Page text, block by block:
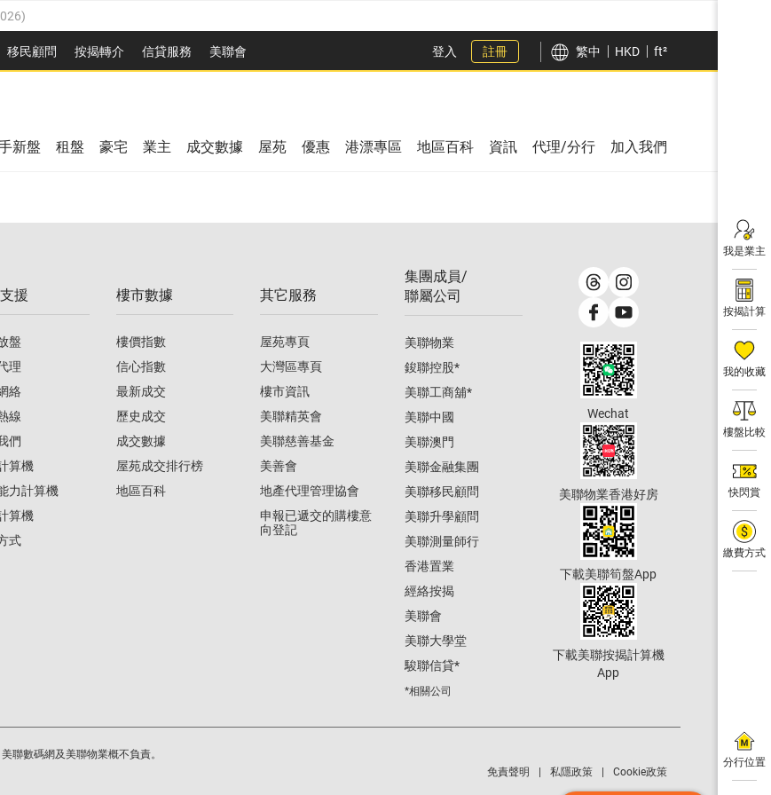
)
)
)
移民顧問 按揭轉介 信貸服務 美聯會
)
登入 註冊 繁中 HKD ft²
我是業主
按揭計算
我的收藏
樓盤比較
快閃賞
繳費方式
分行位置
新盤 租盤 豪宅 業主 成交數據 屋苑 優惠 港漂專區 地區百科 資訊 代理/分行 加入我們
援
盤
理
絡
線
們
算機
力計算機
算機
式
樓市數據
樓價指數
信心指數
最新成交
歷史成交
成交數據
屋苑成交排行榜
地區百科
其它服務
屋苑專頁
大灣區專頁
樓市資訊
美聯精英會
美聯慈善基金
美善會
地產代理管理協會
申報已遞交的購樓意
向登記
集團成員/
聯屬公司
美聯物業
鋑聯控股*
美聯工商舖*
美聯中國
美聯澳門
美聯金融集團
美聯移民顧問
美聯升學顧問
美聯測量師行
香港置業
經絡按揭
美聯會
美聯大學堂
駿聯信貸*
*相關公司
Wechat
美聯物業香港好房
下載美聯筍盤App
下載美聯按揭計算機
App
聯數碼網及美聯物業概不負責。
免責聲明 私隱政策 Cookie政策